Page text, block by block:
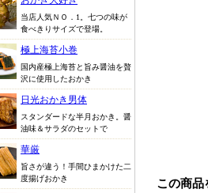
当店人気ＮＯ．1。七つの味が
食べきりサイズで登場。
極上海苔小巻
国内産極上海苔と旨み醤油を贅
沢に使用したおかき
日光おかき男体
スタンダードな半月おかき。醤
油味＆サラダのセットで
華厳
旨さが違う！手間ひまかけた二
度揚げおかき
この商品